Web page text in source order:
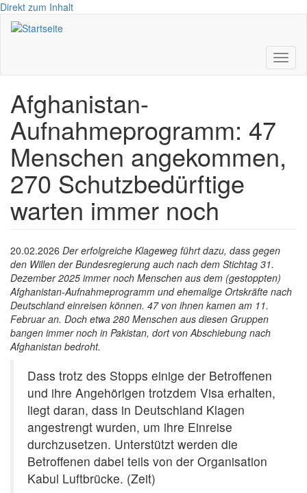
Direkt zum Inhalt
Afghanistan-
Aufnahmeprogramm: 47
Menschen angekommen,
270 Schutzbedürftige
warten immer noch
20.02.2026 Der erfolgreiche Klageweg führt dazu, dass gegen
den Willen der Bundesregierung auch nach dem Stichtag 31.
Dezember 2025 immer noch Menschen aus dem (gestoppten)
Afghanistan-Aufnahmeprogramm und ehemalige Ortskräfte nach
Deutschland einreisen können. 47 von ihnen kamen am 11.
Februar an. Doch etwa 280 Menschen aus diesen Gruppen
bangen immer noch in Pakistan, dort von Abschiebung nach
Afghanistan bedroht.
Dass trotz des Stopps einige der Betroffenen
und ihre Angehörigen trotzdem Visa erhalten,
liegt daran, dass in Deutschland Klagen
angestrengt wurden, um ihre Einreise
durchzusetzen. Unterstützt werden die
Betroffenen dabei teils von der Organisation
Kabul Luftbrücke. (Zeit)